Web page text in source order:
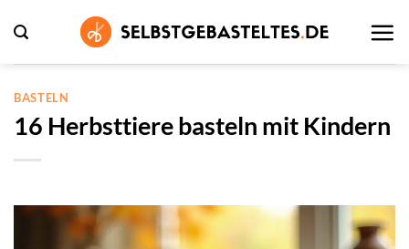
Inhalt
springen
BASTELN
16 Herbsttiere basteln mit Kindern